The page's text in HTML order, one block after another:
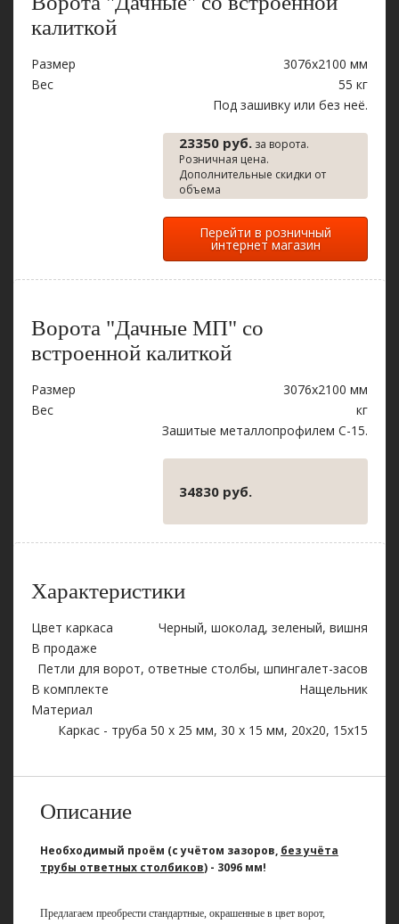
калиткой
Размер
3076х2100 мм
Вес
55 кг
Под зашивку или без неё.
23350 руб. за ворота.
Розничная цена.
Дополнительные скидки от
объема
Перейти в розничный
интернет магазин
Ворота "Дачные МП" со
встроенной калиткой
Размер
3076х2100 мм
Вес
кг
Зашитые металлопрофилем С-15.
34830 руб.
Характеристики
Цвет каркаса
Черный, шоколад, зеленый, вишня
В продаже
Петли для ворот, ответные столбы, шпингалет-засов
В комплекте
Нащельник
Материал
Каркас - труба 50 х 25 мм, 30 х 15 мм, 20х20, 15х15
Описание
Необходимый проём (с учётом зазоров, без учёта
трубы ответных столбиков) - 3096 мм!
Предлагаем преобрести стандартные, окрашенные в цвет ворот,